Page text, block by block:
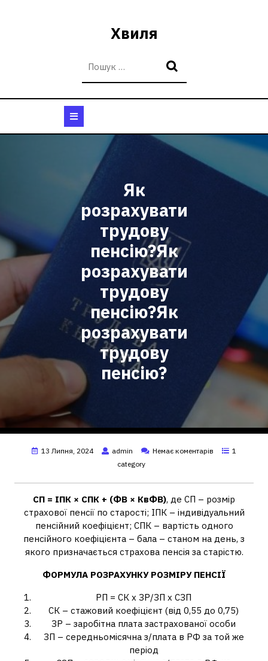
Хвиля
Відкрити
Як
розрахувати
трудову
пенсію?Як
розрахувати
трудову
пенсію?Як
розрахувати
трудову
пенсію?
13 Липня, 2024 admin Немає коментарів
1
category
СП = ІПК × СПК + (ФВ × КвФВ), де СП – розмір
страхової пенсії по старості; ІПК – індивідуальний
пенсійний коефіцієнт; СПК – вартість одного
пенсійного коефіцієнта – бала – станом на день, з
якого призначається страхова пенсія за старістю.
ФОРМУЛА РОЗРАХУНКУРОЗМІРУ ПЕНСІЇ
РП = СК х ЗР/ЗП х СЗП
СК – стажовий коефіцієнт (від 0,55 до 0,75)
ЗР – заробітна плата застрахованої особи
ЗП – середньомісячна з/плата в РФ за той же
період